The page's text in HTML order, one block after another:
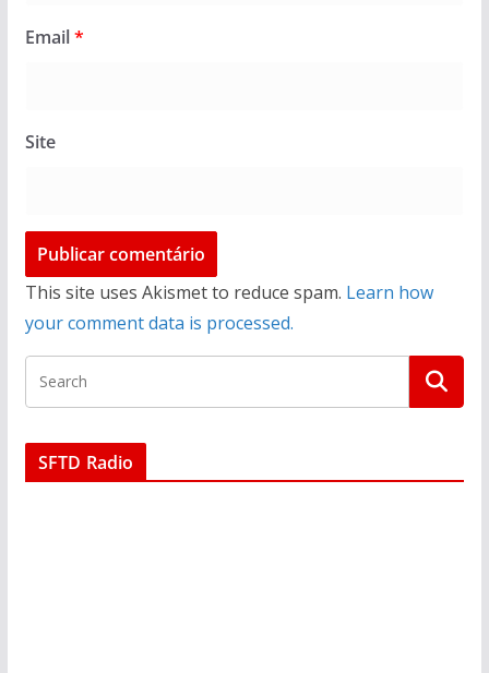
Email*
Site
This site uses Akismet to reduce spam. Learn how
your comment data is processed.
SFTD Radio